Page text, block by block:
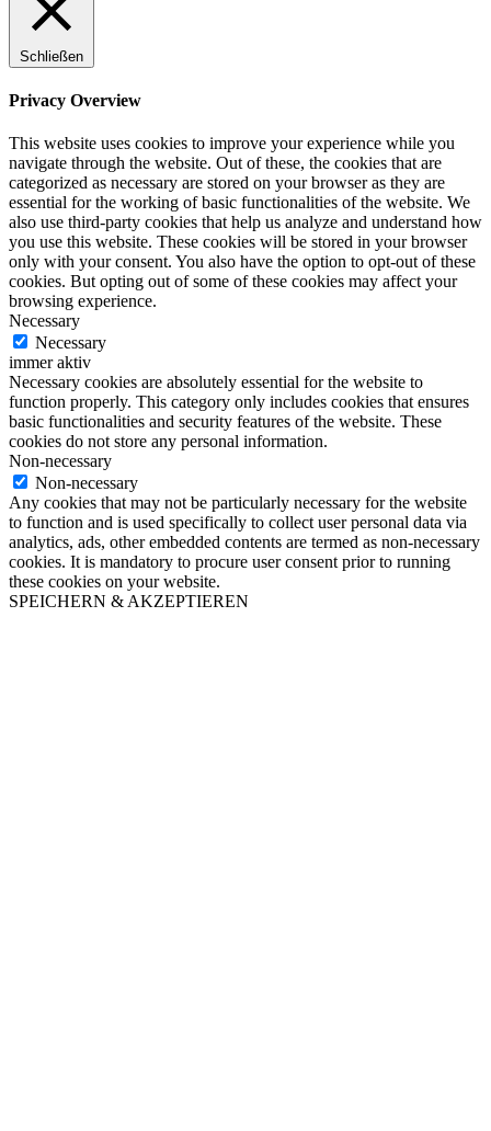
Schließen
Privacy Overview
This website uses cookies to improve your experience while you
navigate through the website. Out of these, the cookies that are
categorized as necessary are stored on your browser as they are
essential for the working of basic functionalities of the website. We
also use third-party cookies that help us analyze and understand how
you use this website. These cookies will be stored in your browser
only with your consent. You also have the option to opt-out of these
cookies. But opting out of some of these cookies may affect your
browsing experience.
Necessary
Necessary
immer aktiv
Necessary cookies are absolutely essential for the website to
function properly. This category only includes cookies that ensures
basic functionalities and security features of the website. These
cookies do not store any personal information.
Non-necessary
Non-necessary
Any cookies that may not be particularly necessary for the website
to function and is used specifically to collect user personal data via
analytics, ads, other embedded contents are termed as non-necessary
cookies. It is mandatory to procure user consent prior to running
these cookies on your website.
SPEICHERN & AKZEPTIEREN